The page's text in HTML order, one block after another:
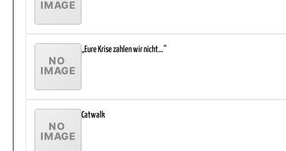
„Eure Krise zahlen wir nicht…“
Catwalk